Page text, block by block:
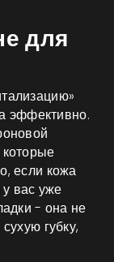
для
эффективно.
если кожа
вас уже
- она не
губку,